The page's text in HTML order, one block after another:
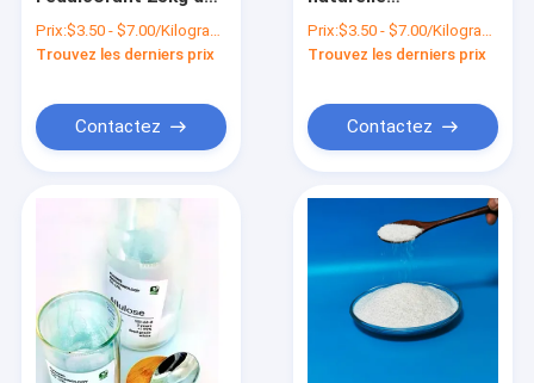
Produits
A propos de nous
Visite d'usine
granulaire de Fruit
Erythritol Sweetener
Prix:$3.50 - $7.00/Kilograms
Trouvez les derniers prix
Contactez
d'érythritol pendant
la grossesse 149-32-
Prix:$3.50 - $7.00/Kilograms
Trouvez les derniers prix
Contactez